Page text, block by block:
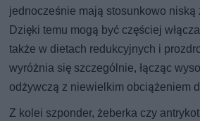
jednocześnie mają stosunkowo niską
Dzięki temu mogą być częściej
także w dietach redukcyjnych i
wyróżnia się szczególnie, łącząc
odżywczą z niewielkim obciążeniem
Z kolei szponder, żeberka czy